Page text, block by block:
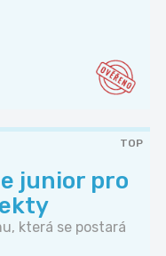
TOP
junior pro
která se postará